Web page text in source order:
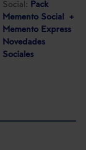
Social: Pack
Memento Social +
Memento Express
Novedades
Sociales